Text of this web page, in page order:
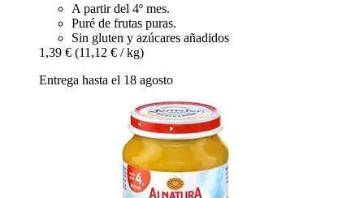
A partir del 4º mes.
Puré de frutas puras.
Sin gluten y azúcares añadidos
1,39 € (11,12 € / kg)
Entrega hasta el 18 agosto